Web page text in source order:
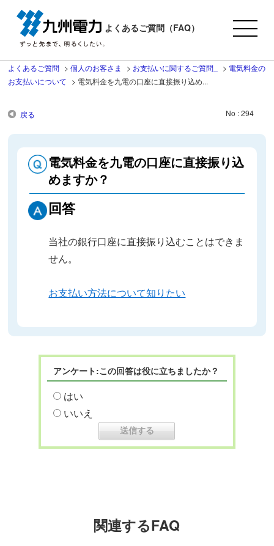
よくあるご質問（FAQ）
よくあるご質問 >個人のお客さま > お支払いに関するご質問_ > 電気料金の
お支払いについて > 電気料金を九電の口座に直接振り込め...
戻る No : 294
電気料金を九電の口座に直接振り込
めますか？
回答
当社の銀行口座に直接振り込むことはできま
せん。
お支払い方法について知りたい
アンケート:この回答は役に立ちましたか？
はい
いいえ
関連するFAQ